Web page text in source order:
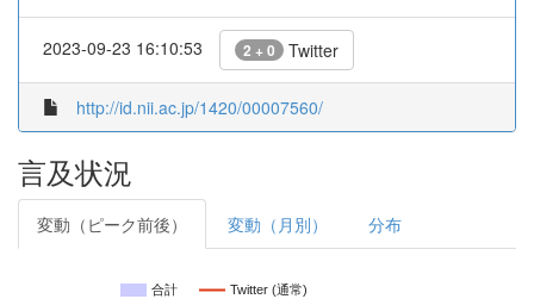
2023-09-23 16:10:53 2 + 0 Twitter
http://id.nii.ac.jp/1420/00007560/
言及状況
変動（ピーク前後） 変動（月別） 分布
合計 Twitter (通常)